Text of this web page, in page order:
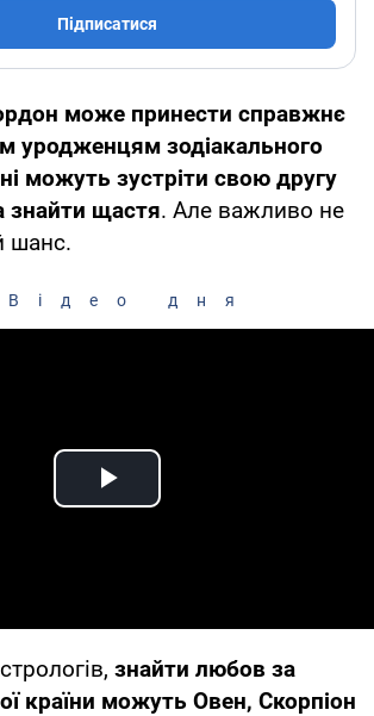
Підписатися
може принести справжнє
уродженцям зодіакального
можуть зустріти свою другу
знайти щастя. Але важливо не
шанс.
Відео дня
Play Video
знайти любов за
країни можуть Овен, Скорпіон